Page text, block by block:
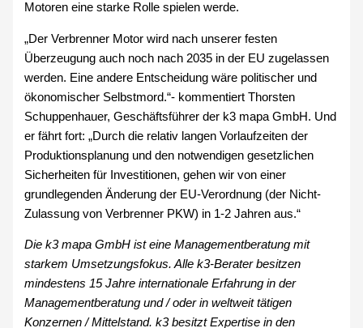
Motoren eine starke Rolle spielen werde.
„Der Verbrenner Motor wird nach unserer festen
Überzeugung auch noch nach 2035 in der EU zugelassen
werden. Eine andere Entscheidung wäre politischer und
ökonomischer Selbstmord.“- kommentiert Thorsten
Schuppenhauer, Geschäftsführer der k3 mapa GmbH. Und
er fährt fort: „Durch die relativ langen Vorlaufzeiten der
Produktionsplanung und den notwendigen gesetzlichen
Sicherheiten für Investitionen, gehen wir von einer
grundlegenden Änderung der EU-Verordnung (der Nicht-
Zulassung von Verbrenner PKW) in 1-2 Jahren aus.“
Die k3 mapa GmbH ist eine Managementberatung mit
starkem Umsetzungsfokus. Alle k3-Berater besitzen
mindestens 15 Jahre internationale Erfahrung in der
Managementberatung und / oder in weltweit tätigen
Konzernen / Mittelstand. k3 besitzt Expertise in den